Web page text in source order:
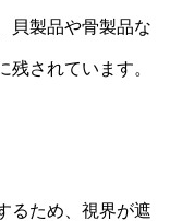
貝製品や骨製品な
残されています。
るため、視界が遮